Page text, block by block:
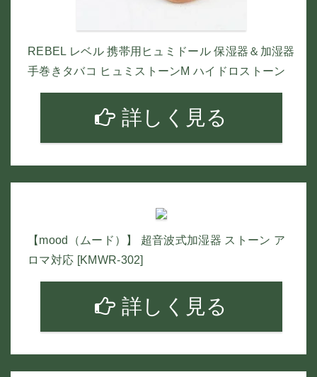
REBEL レベル 携帯用ヒュミドール 保湿器＆加湿器
手巻きタバコ ヒュミストーンM ハイドロストーン
詳しく見る
【mood（ムード）】 超音波式加湿器 ストーン ア
ロマ対応 [KMWR-302]
詳しく見る